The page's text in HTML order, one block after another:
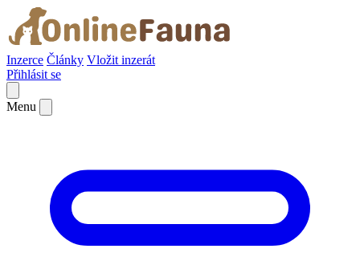
Inzerce Články Vložit inzerát
Přihlásit se
Menu